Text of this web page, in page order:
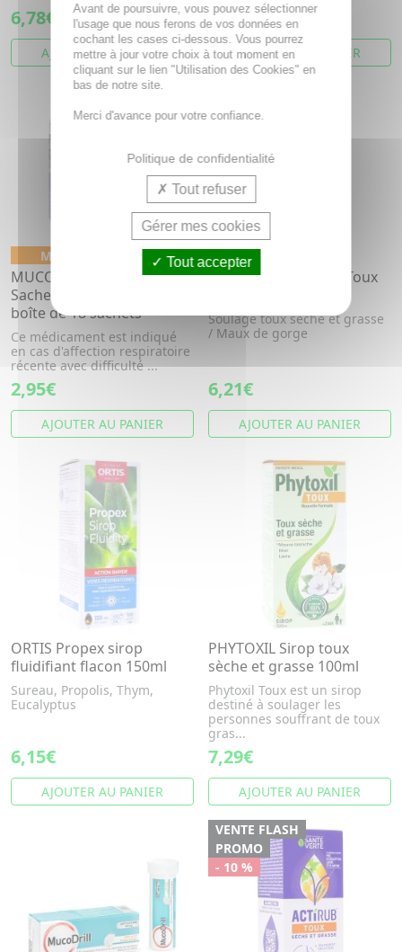
6,78€
AJOUTER AU PANIER
3,20€
AJOUTER AU PANIER
Médicament conseil
MUCOMYST 200mg 18
Sachets TOUX GRASSE
boîte de 18 sachets
Ce médicament est indiqué
en cas d'affection respiratoire
récente avec difficulté ...
2,95€
AJOUTER AU PANIER
NATURACTIVE Sirop Toux
Soulage toux sèche et grasse
/ Maux de gorge
6,21€
AJOUTER AU PANIER
ORTIS Propex sirop
fluidifiant flacon 150ml
Sureau, Propolis, Thym,
Eucalyptus
6,15€
AJOUTER AU PANIER
PHYTOXIL Sirop toux
sèche et grasse 100ml
Phytoxil Toux est un sirop
destiné à soulager les
personnes souffrant de toux
gras...
7,29€
AJOUTER AU PANIER
VENTE FLASH
PROMO
- 10 %
Avant de poursuivre, vous pouvez sélectionner
l'usage que nous ferons de vos données en
cochant les cases ci-dessous. Vous pourrez
mettre à jour votre choix à tout moment en
cliquant sur le lien "Utilisation des Cookies" en
bas de notre site.
Merci d'avance pour votre confiance.
Politique de confidentialité
Tout refuser
Gérer mes cookies
Tout accepter